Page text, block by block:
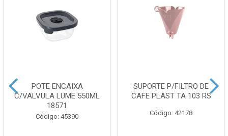
POTE ENCAIXA
C/VALVULA LUME 550ML
18571
Código: 45390
SUPORTE P/FILTRO DE
CAFE PLAST TA 103 RS
Código: 42178